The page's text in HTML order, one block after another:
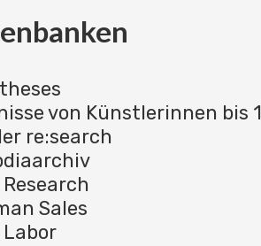
von Künstlerinnen bis
re:search
Research
Sales
Labor